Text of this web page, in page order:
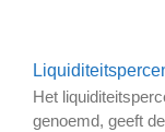
Het
genoemd, geeft